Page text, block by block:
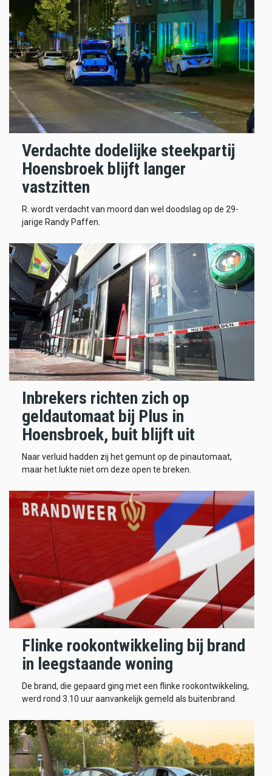
Verdachte dodelijke steekpartij
Hoensbroek blijft langer
vastzitten
R. wordt verdacht van moord dan wel doodslag op de 29-
jarige Randy Paffen.
Inbrekers richten zich op
geldautomaat bij Plus in
Hoensbroek, buit blijft uit
Naar verluid hadden zij het gemunt op de pinautomaat,
maar het lukte niet om deze open te breken.
Flinke rookontwikkeling bij brand
in leegstaande woning
De brand, die gepaard ging met een flinke rookontwikkeling,
werd rond 3.10 uur aanvankelijk gemeld als buitenbrand.